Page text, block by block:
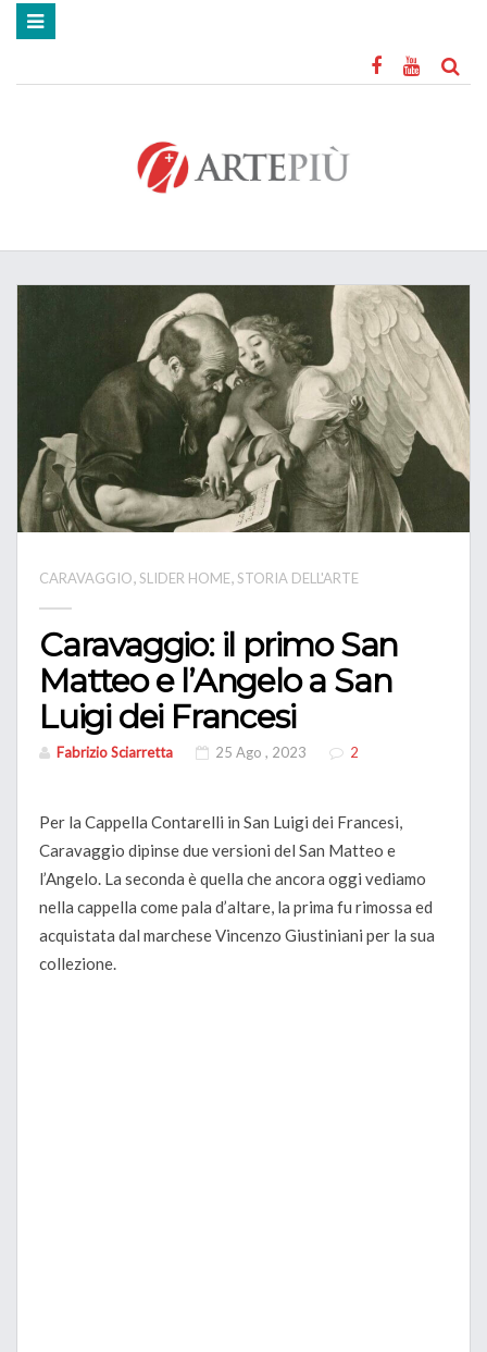
MOSAICI
REDAZIONE
CARAVAGGIO,SLIDER HOME,STORIA DELL'ARTE
Caravaggio: il primo San
Matteo e l’Angelo a San
Luigi dei Francesi
Fabrizio Sciarretta 25 Ago , 2023 2
Per la Cappella Contarelli in San Luigi dei Francesi,
Caravaggio dipinse due versioni del San Matteo e
l’Angelo. La seconda è quella che ancora oggi vediamo
nella cappella come pala d’altare, la prima fu rimossa ed
acquistata dal marchese Vincenzo Giustiniani per la sua
collezione.